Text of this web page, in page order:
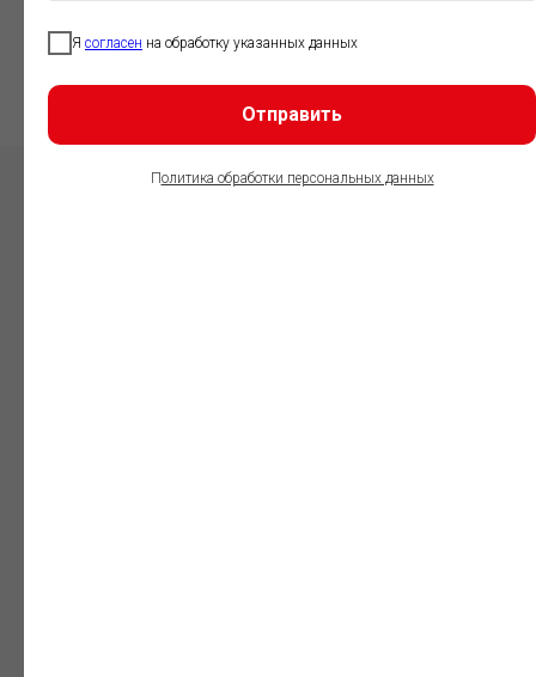
Я согласен на обработку указанных данных
Отправить
Политика обработки персональных данных